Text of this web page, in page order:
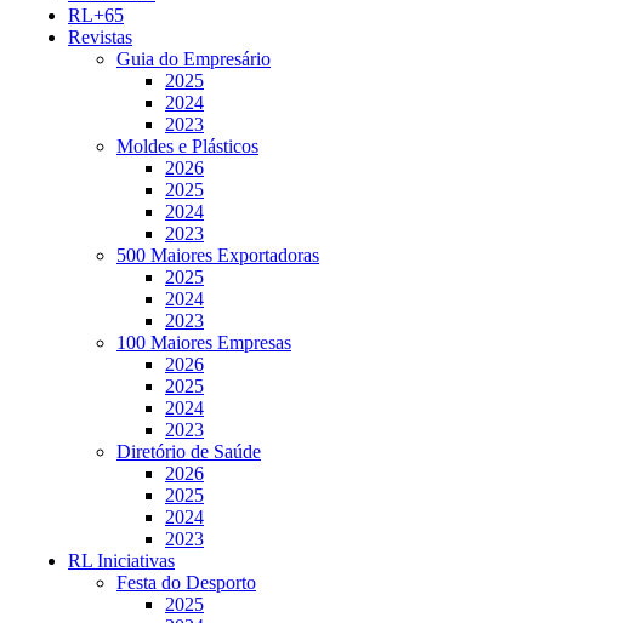
RL+65
Revistas
Guia do Empresário
2025
2024
2023
Moldes e Plásticos
2026
2025
2024
2023
500 Maiores Exportadoras
2025
2024
2023
100 Maiores Empresas
2026
2025
2024
2023
Diretório de Saúde
2026
2025
2024
2023
RL Iniciativas
Festa do Desporto
2025